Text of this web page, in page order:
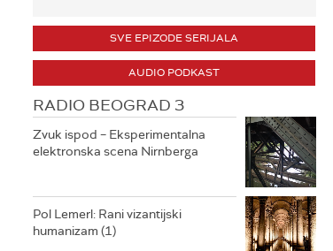
SVE EPIZODE SERIJALA
AUDIO PODKAST
RADIO BEOGRAD 3
Zvuk ispod – Eksperimentalna
elektronska scena Nirnberga
Pol Lemerl: Rani vizantijski
humanizam (1)